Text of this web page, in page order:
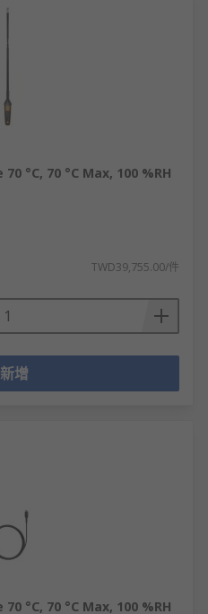
°C, 70 °C Max, 100 %RH
TWD39,755.00/件
新增
°C, 70 °C Max, 100 %RH